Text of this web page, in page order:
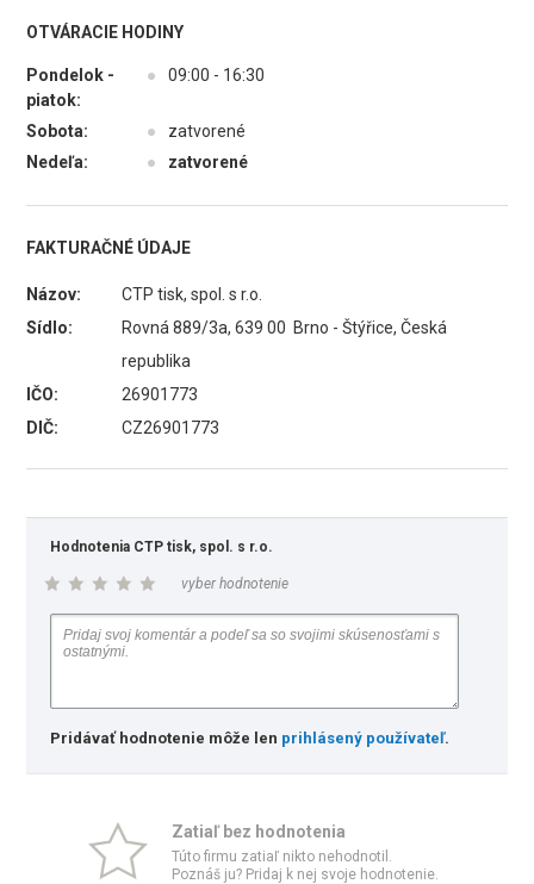
OTVÁRACIE HODINY
Pondelok -
piatok:
● 09:00 - 16:30
Sobota: ●
zatvorené
Nedeľa:
● zatvorené
FAKTURAČNÉ ÚDAJE
Názov:
CTP tisk, spol. s r.o.
Sídlo:
Rovná 889/3a, 639 00 Brno - Štýřice, Česká
republika
IČO:
26901773
DIČ:
CZ26901773
Hodnotenia CTP tisk, spol. s r.o.
vyber hodnotenie
Pridávať hodnotenie môže len prihlásený používateľ.
Zatiaľ bez hodnotenia
Túto firmu zatiaľ nikto nehodnotil.
Poznáš ju? Pridaj k nej svoje hodnotenie.